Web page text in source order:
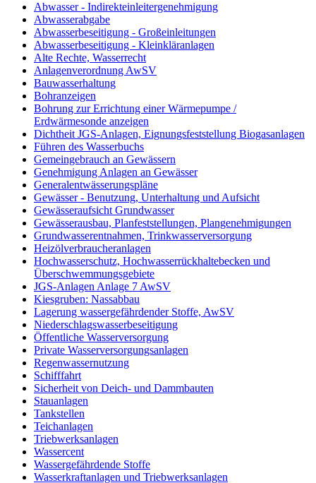
Abwasser - Indirekteinleitergenehmigung
Abwasserabgabe
Abwasserbeseitigung - Großeinleitungen
Abwasserbeseitigung - Kleinkläranlagen
Alte Rechte, Wasserrecht
Anlagenverordnung AwSV
Bauwasserhaltung
Bohranzeigen
Bohrung zur Errichtung einer Wärmepumpe /
Erdwärmesonde anzeigen
Dichtheit JGS-Anlagen, Eignungsfeststellung Biogasanlagen
Führen des Wasserbuchs
Gemeingebrauch an Gewässern
Genehmigung Anlagen an Gewässer
Generalentwässerungspläne
Gewässer - Benutzung, Unterhaltung und Aufsicht
Gewässeraufsicht Grundwasser
Gewässerausbau, Planfeststellungen, Plangenehmigungen
Grundwasserentnahmen, Trinkwasserversorgung
Heizölverbraucheranlagen
Hochwasserschutz, Hochwasserrückhaltebecken und
Überschwemmungsgebiete
JGS-Anlagen Anlage 7 AwSV
Kiesgruben: Nassabbau
Lagerung wassergefährdender Stoffe, AwSV
Niederschlagswasserbeseitigung
Öffentliche Wasserversorgung
Private Wasserversorgungsanlagen
Regenwassernutzung
Schifffahrt
Sicherheit von Deich- und Dammbauten
Stauanlagen
Tankstellen
Teichanlagen
Triebwerksanlagen
Wassercent
Wassergefährdende Stoffe
Wasserkraftanlagen und Triebwerksanlagen